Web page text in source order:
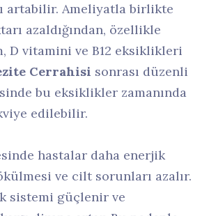
artabilir. Ameliyatla birlikte
azaldığından, özellikle
D vitamini ve B12 eksiklikleri
Cerrahisi sonrası düzenli
bu eksiklikler zamanında
edilebilir.
hastalar daha enerjik
ve cilt sorunları azalır.
sistemi güçlenir ve